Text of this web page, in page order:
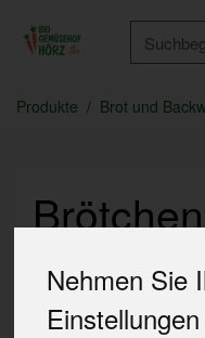
Nehmen Sie
Produkte Brot und
13 von 762